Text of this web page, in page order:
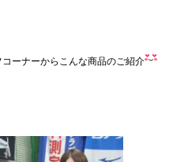
コーナーからこんな商品のご紹介